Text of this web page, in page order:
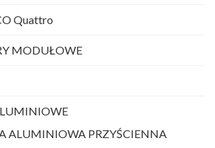
Quattro
MODUŁOWE
ALUMINIOWA PRZYŚCIENNA